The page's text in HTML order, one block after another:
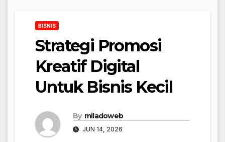
BISNIS
Strategi Promosi
Kreatif Digital
Untuk Bisnis Kecil
By miladoweb
JUN 14, 2026